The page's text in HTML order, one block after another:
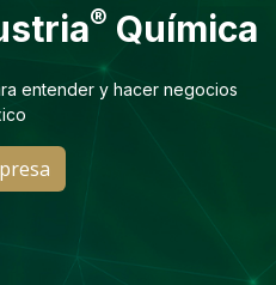
® Química
entender y hacer negocios